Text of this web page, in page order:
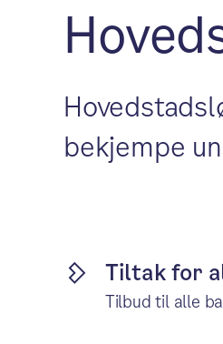
bekjempe
Tiltak for
Tilbud til alle